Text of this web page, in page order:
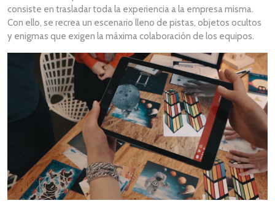
consiste en trasladar toda la experiencia a la empresa misma.
Con ello, se recrea un escenario lleno de pistas, objetos ocultos
y enigmas que exigen la máxima colaboración de los equipos.